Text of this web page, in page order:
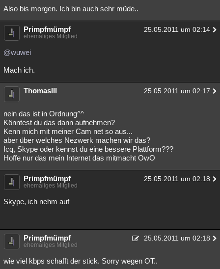
Also bis morgen. Ich bin auch sehr müde..
Primpfmümpf 25.05.2011 um 02:14
ehemaliges Mitglied
@wuwei
Mach ich.
ThomasIII 25.05.2011 um 02:17
nein das ist in Ordnung^^
Könntest du das dann aufnehmen?
Kenn mich mit meiner Cam net so aus...
aber über welches Nezwerk machen wir das?
Icq, Skype oder kennst du eine bessere Plattform???
Hoffe nur das mein Internet das mitmacht OwO
Primpfmümpf 25.05.2011 um 02:18
ehemaliges Mitglied
Skype, ich nehm auf
Primpfmümpf 25.05.2011 um 02:18
ehemaliges Mitglied
wie viel kbps schafft der stick. Sorry wegen OT..